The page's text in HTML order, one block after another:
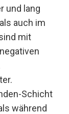
und lang
auch im
mit
Schicht
während